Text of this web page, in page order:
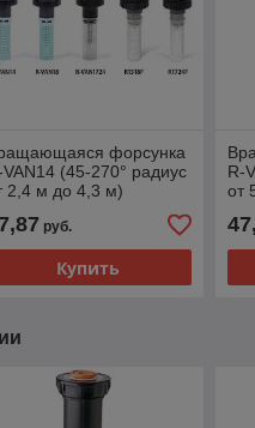
форсунка
VAN14 (45-270° радиус
2,4 м до 4,3 м)
руб.
Купить
R-
от